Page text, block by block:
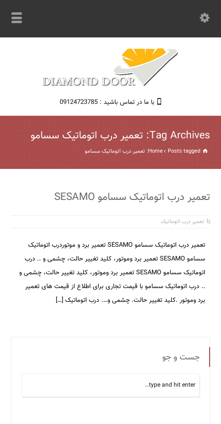
با ما در تماس باشید : 09124723785
Tag Archives: تعمیر درب اتوماتیک سسامو
Home Posts tagged: تعمیر درب اتوماتیک سسامو
تعمیر درب اتوماتیک سسامو SESAMO
تعمیر درب اتوماتیک
تعمیر درب اتوماتیک سسامو SESAMO تعمیر برد و موتوردرب اتوماتیک
سسامو SESAMO تعمیر برد وموتور، کلید تغییر حالت، چشمی و .. درب
اتوماتیک سسامو SESAMO تعمیر برد وموتور، کلید تغییر حالت، چشمی و
.. درب اتوماتیک سسامو با قیمت تجاری برای اطلاع از قیمت های تعمیر
برد وموتور .کلید تغییر حالت. چشمی و…. درب اتوماتیک […]
جست و جو